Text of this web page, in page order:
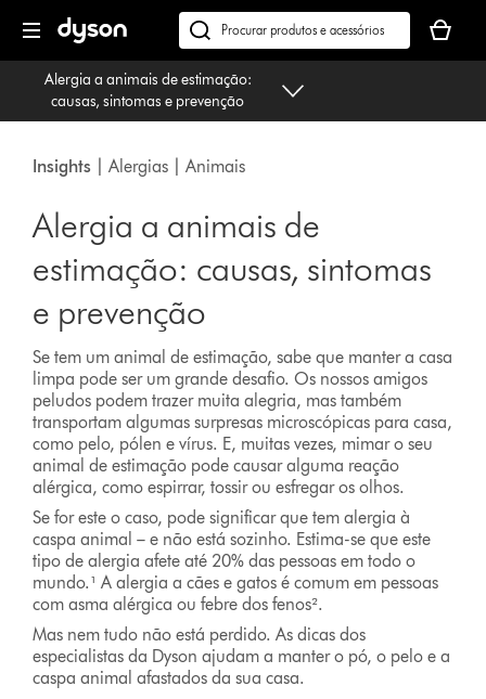
seguinte
Pesquisar
em
dyson.pt
seu
cesto
Alergia a animais de estimação:
causas, sintomas e prevenção
Insights | Alergias | Animais
Alergia a animais de
estimação: causas, sintomas
e prevenção
Se tem um animal de estimação, sabe que manter a casa
limpa pode ser um grande desafio. Os nossos amigos
peludos podem trazer muita alegria, mas também
transportam algumas surpresas microscópicas para casa,
como pelo, pólen e vírus. E, muitas vezes, mimar o seu
animal de estimação pode causar alguma reação
alérgica, como espirrar, tossir ou esfregar os olhos.
Se for este o caso, pode significar que tem alergia à
caspa animal – e não está sozinho. Estima-se que este
tipo de alergia afete até 20% das pessoas em todo o
mundo.¹ A alergia a cães e gatos é comum em pessoas
com asma alérgica ou febre dos fenos².
Mas nem tudo não está perdido. As dicas dos
especialistas da Dyson ajudam a manter o pó, o pelo e a
caspa animal afastados da sua casa.